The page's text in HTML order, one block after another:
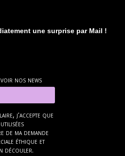
une surprise par Mail !
nos news
j'accepte que
de ma demande
éthique et
découler.